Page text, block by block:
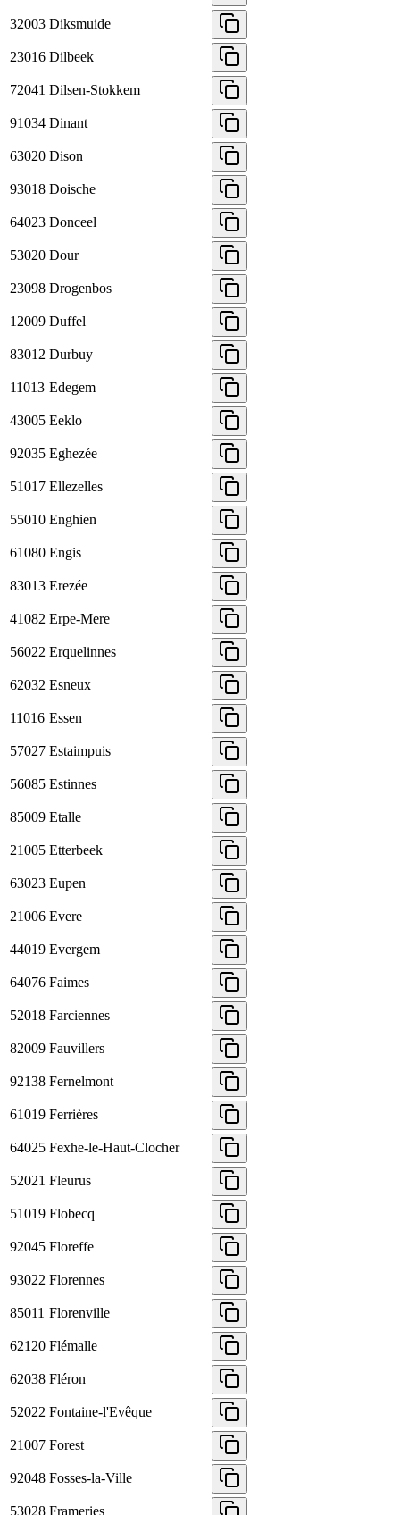
32003 Diksmuide
23016 Dilbeek
72041 Dilsen-Stokkem
91034 Dinant
63020 Dison
93018 Doische
64023 Donceel
53020 Dour
23098 Drogenbos
12009 Duffel
83012 Durbuy
11013 Edegem
43005 Eeklo
92035 Eghezée
51017 Ellezelles
55010 Enghien
61080 Engis
83013 Erezée
41082 Erpe-Mere
56022 Erquelinnes
62032 Esneux
11016 Essen
57027 Estaimpuis
56085 Estinnes
85009 Etalle
21005 Etterbeek
63023 Eupen
21006 Evere
44019 Evergem
64076 Faimes
52018 Farciennes
82009 Fauvillers
92138 Fernelmont
61019 Ferrières
64025 Fexhe-le-Haut-Clocher
52021 Fleurus
51019 Flobecq
92045 Floreffe
93022 Florennes
85011 Florenville
62120 Flémalle
62038 Fléron
52022 Fontaine-l'Evêque
21007 Forest
92048 Fosses-la-Ville
53028 Frameries